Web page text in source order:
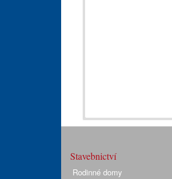
Stavebnictví
Rodinné domy